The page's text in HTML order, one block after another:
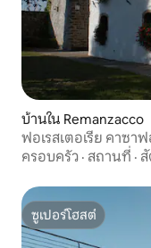
บ้านใน Remanzacco
ฟอเรสเตอเรีย คาซา
ครอบครัว · สถานที่ ·
ซูเปอร์โฮสต์
ซูเปอร์โฮสต์